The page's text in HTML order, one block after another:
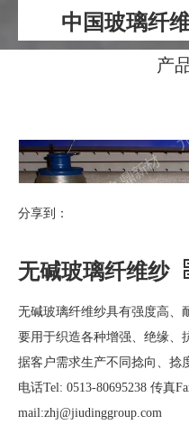
中国玻璃纤
产
分享到：
无碱玻璃纤维纱
无碱玻璃纤维纱具有强度高、
要用于织造各种增强、绝缘、
据客户需求生产不同捻向、捻
电话Tel: 0513-80695238 传真
mail:zhj@jiudinggroup.com